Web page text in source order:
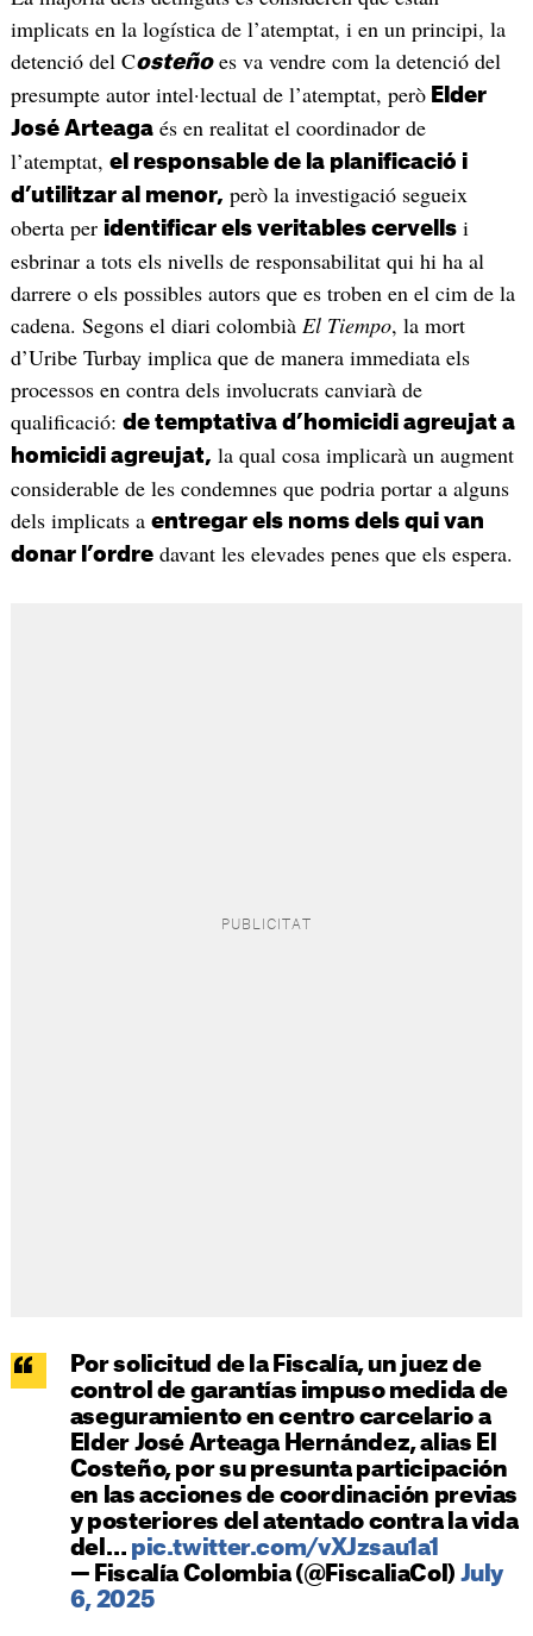
implicats en la logística de l’atemptat, i en un principi, la
detenció del Costeñoes va vendre com la detenció del
presumpte autor intel·lectual de l’atemptat, peròElder
José Arteagaés en realitat el coordinador de
l’atemptat, el responsable de la planificació i
d’utilitzar al menor, però la investigació segueix
oberta per identificar els veritables cervellsi
esbrinar a tots els nivells de responsabilitat qui hi ha al
darrere o els possibles autors que es troben en el cim de la
cadena. Segons el diari colombià El Tiempo, la mort
d’Uribe Turbay implica que de manera immediata els
processos en contra dels involucrats canviarà de
qualificació: de temptativa d’homicidi agreujat a
homicidi agreujat, la qual cosa implicarà un augment
considerable de les condemnes que podria portar a alguns
dels implicats a entregar els noms dels qui van
donar l’ordredavant les elevades penes que els espera.
Por solicitud de la Fiscalía, un juez de
control de garantías impuso medida de
aseguramiento en centro carcelario a
Elder José Arteaga Hernández, alias El
Costeño, por su presunta participación
en las acciones de coordinación previas
y posteriores del atentado contra la vida
del… pic.twitter.com/vXJzsau1a1
— Fiscalía Colombia (@FiscaliaCol) July
6, 2025